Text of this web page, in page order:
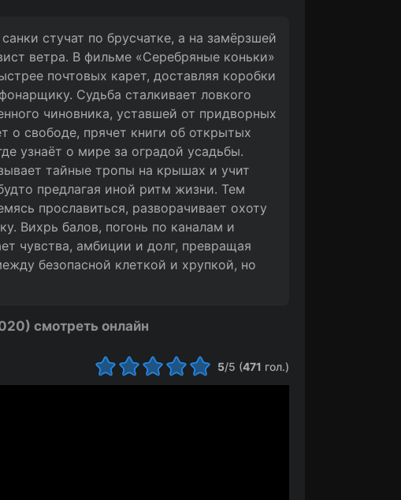
стучат по брусчатке, а на замёрзшей
ветра. В фильме «Серебряные коньки»
почтовых карет, доставляя коробки
Судьба сталкивает ловкого
чиновника, уставшей от придворных
о свободе, прячет книги об открытых
узнаёт о мире за оградой усадьбы.
тайные тропы на крышах и учит
предлагая иной ритм жизни. Тем
прославиться, разворачивает охоту
Вихрь балов, погонь по каналам и
чувства, амбиции и долг, превращая
безопасной клеткой и хрупкой, но
смотреть онлайн
5/5 (471 гол.)